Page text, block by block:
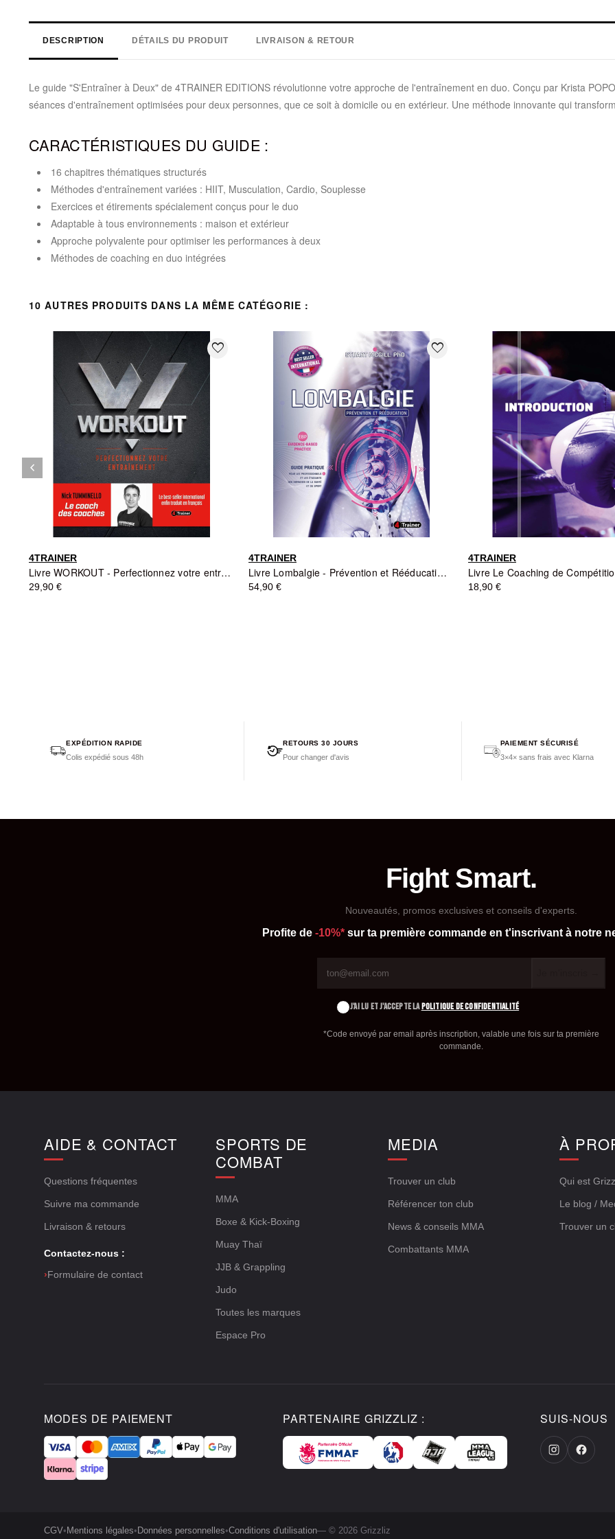
DESCRIPTION DÉTAILS DU PRODUIT LIVRAISON & RETOUR
Le guide "S'Entraîner à Deux" de 4TRAINER EDITIONS révolutionne votre approche de l'entraînement en duo. Conçu par Krista
séances d'entraînement optimisées pour deux personnes, que ce soit à domicile ou en extérieur. Une méthode innovante qui
CARACTÉRISTIQUES DU GUIDE :
16 chapitres thématiques structurés
Méthodes d'entraînement variées : HIIT, Musculation, Cardio, Souplesse
Exercices et étirements spécialement conçus pour le duo
Adaptable à tous environnements : maison et extérieur
Approche polyvalente pour optimiser les performances à deux
Méthodes de coaching en duo intégrées
10 AUTRES PRODUITS DANS LA MÊME CATÉGORIE :
favorite_border
4TRAINER
Livre WORKOUT - Perfectionnez votre entraînement - 4TRAINER
29,90 €
favorite_border
4TRAINER
Livre Lombalgie - Prévention et Rééducation - 4TRAINER
54,90 €
4TRAINER
18,90 €
Précédent
keyboard_arrow_left
EXPÉDITION RAPIDE
Colis expédié sous 48h
RETOURS 30 JOURS
Pour changer d'avis
PAIEMENT SÉCURISÉ
3×4× sans frais avec Klarna
Fight Smart.
Nouveautés, promos exclusives et conseils d'experts.
Profite de -10%* sur ta première commande en t'inscrivant à notre
J'AI LU ET J'ACCEPTE LAPOLITIQUE DE CONFIDENTIALITÉ
*Code envoyé par email après inscription, valable une fois sur ta première
commande.
AIDE & CONTACT
Questions fréquentes
Suivre ma commande
Livraison & retours
Contactez-nous :
›Formulaire de contact
SPORTS DE
COMBAT
MMA
Boxe & Kick-Boxing
Muay Thaï
JJB & Grappling
Judo
Toutes les marques
Espace Pro
MEDIA
Trouver un club
Référencer ton club
News & conseils MMA
Combattants MMA
À
Qui est
Le blog /
Trouver un
MODES DE PAIEMENT PARTENAIRE GRIZZLIZ : SUIS-NOUS
CGV• Mentions légales• Données personnelles•Conditions d'utilisation— © 2026 Grizzliz